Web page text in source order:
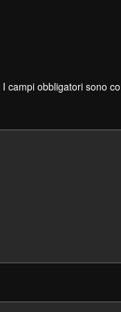
I campi obbligatori sono